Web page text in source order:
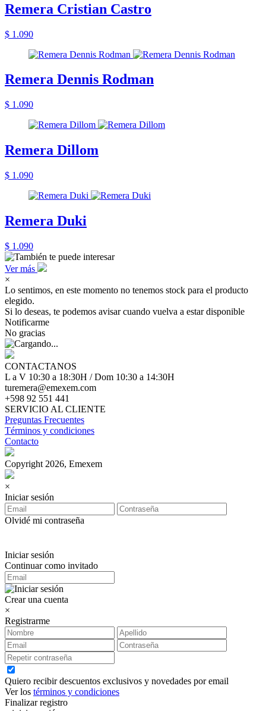
Remera Cristian Castro
$ 1.090
Remera Dennis Rodman
$ 1.090
Remera Dillom
$ 1.090
Remera Duki
$ 1.090
Ver más
×
Lo sentimos, en este momento no tenemos stock para el producto
elegido.
Si lo deseas, te podemos avisar cuando vuelva a estar disponible
Notificarme
No gracias
CONTACTANOS
L a V 10:30 a 18:30H / Dom 10:30 a 14:30H
turemera@emexem.com
+598 92 551 441
SERVICIO AL CLIENTE
Preguntas Frecuentes
Términos y condiciones
Contacto
Copyright 2026, Emexem
×
Iniciar sesión
Olvidé mi contraseña
Iniciar sesión
Continuar como invitado
Crear una cuenta
×
Registrarme
Quiero recibir descuentos exclusivos y novedades por email
Ver los términos y condiciones
Finalizar registro